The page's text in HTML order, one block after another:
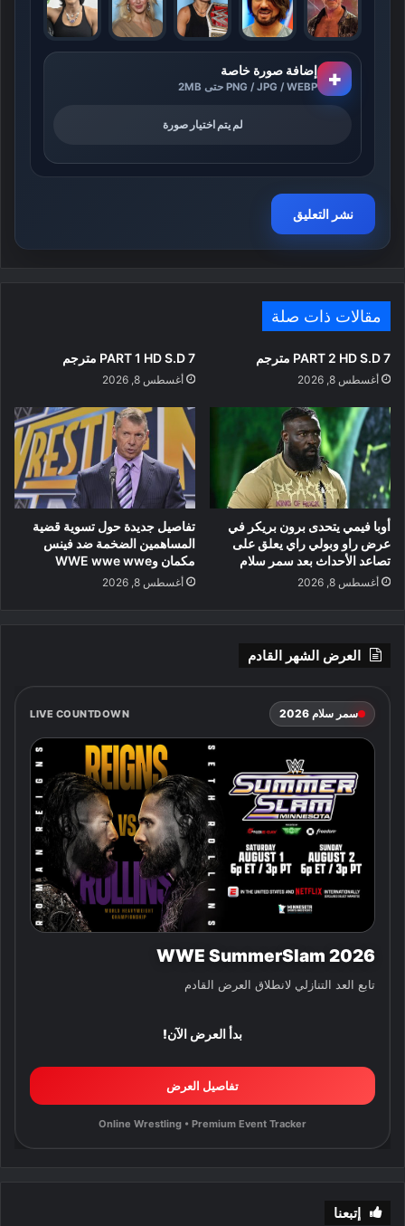
+ إضافة صورة خاصة
PNG / JPG / WEBP حتى 2MB
لم يتم اختيار صورة
مقالات ذات صلة
PART 2 HD S.D 7 مترجم
أغسطس 8, 2026
PART 1 HD S.D 7 مترجم
أغسطس 8, 2026
أوبا فيمي يتحدى برون بريكر في
عرض راو وبولي راي يعلق على
تصاعد الأحداث بعد سمر سلام
أغسطس 8, 2026
تفاصيل جديدة حول تسوية قضية
المساهمين الضخمة ضد فينس
مكمان وWWE wwe wwe
أغسطس 8, 2026
العرض الشهر القادم
سمر سلام 2026 LIVE COUNTDOWN
WWE SummerSlam 2026
تابع العد التنازلي لانطلاق العرض القادم
بدأ العرض الآن!
تفاصيل العرض
Online Wrestling • Premium Event Tracker
إتبعنا